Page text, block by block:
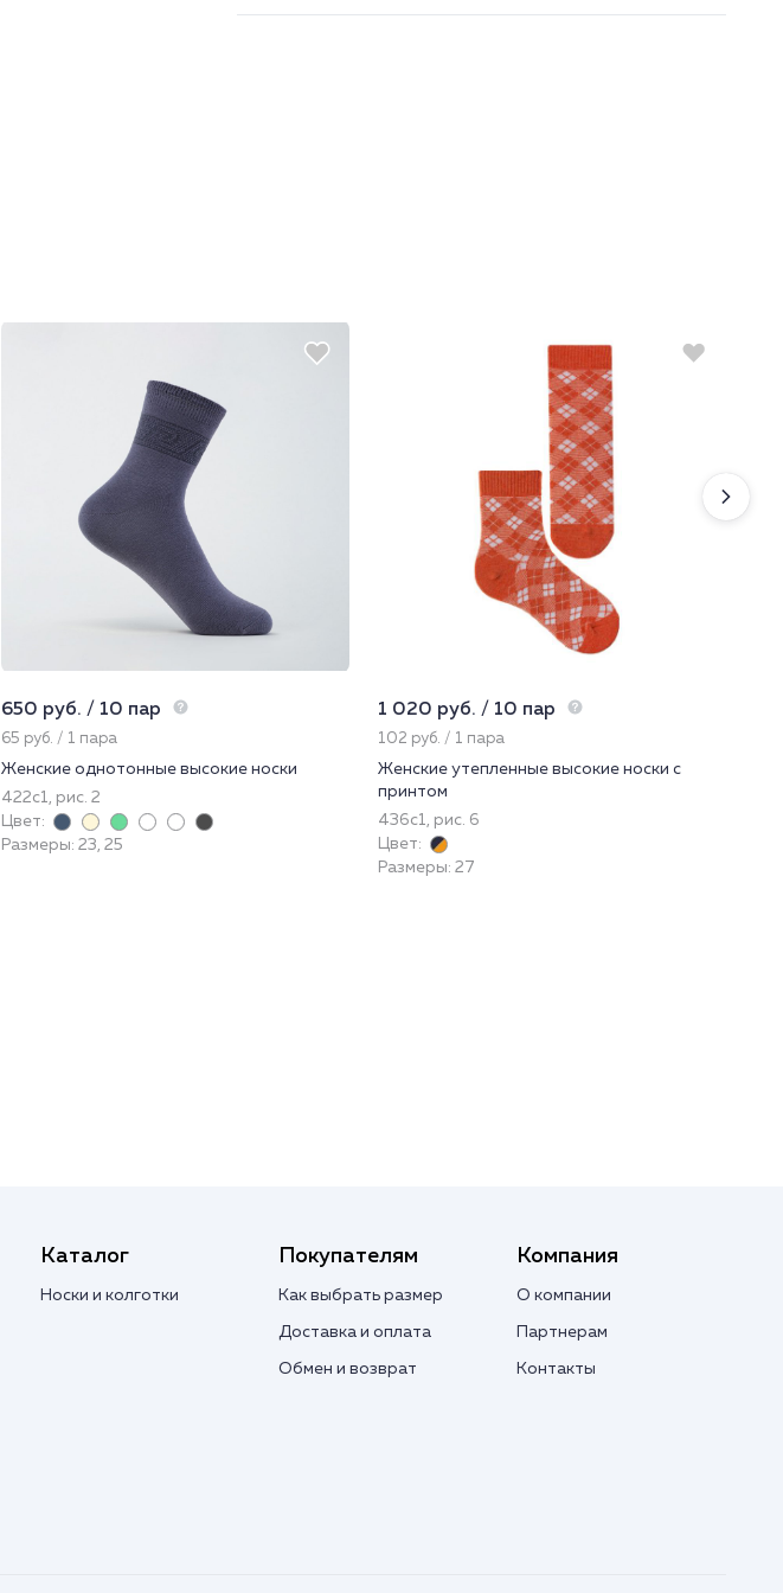
650 руб. / 10 пар
65 руб. / 1 пара
Женские однотонные высокие носки
422с1, рис. 2
Цвет:
Размеры: 23, 25
1 020 руб. / 10 пар
102 руб. / 1 пара
Женские утепленные высокие носки с
принтом
436с1, рис. 6
Цвет:
Размеры: 27
Каталог
Носки и колготки
Покупателям
Как выбрать размер
Доставка и оплата
Обмен и возврат
Компания
О компании
Партнерам
Контакты